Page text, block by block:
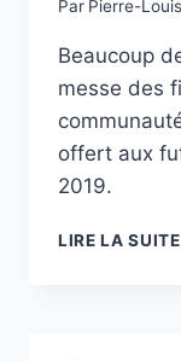
Par Pierre-
Beaucoup
messe des
offert aux
2019.
LIRE LA SUITE